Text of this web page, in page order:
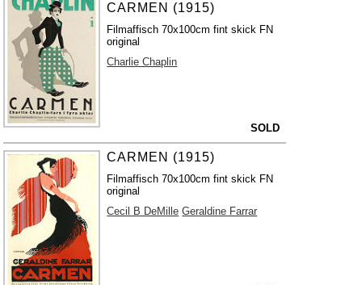
CARMEN (1915)
Filmaffisch 70x100cm fint skick FN
original
Charlie Chaplin
SOLD
CARMEN (1915)
Filmaffisch 70x100cm fint skick FN
original
Cecil B DeMille Geraldine Farrar